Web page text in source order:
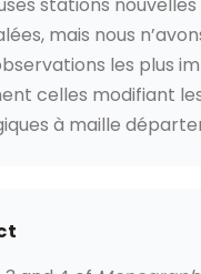
mais nous
les plus
celles modifiant
à maille